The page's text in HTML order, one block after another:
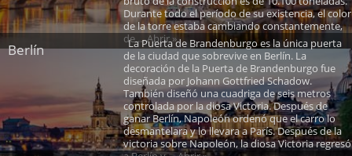
Durante todo el período de su existencia, el color
de la torre estaba cambiando constantemente,
de ... Abrir »
Berlín
La Puerta de Brandenburgo es la única puerta
de la ciudad que sobrevive en Berlín. La
decoración de la Puerta de Brandenburgo fue
diseñada por Johann Gottfried Schadow.
También diseñó una cuadriga de seis metros
controlada por la diosa Victoria. Después de
ganar Berlín, Napoleón ordenó que el carro lo
desmantelara y lo llevara a París. Después de la
victoria sobre Napoleón, la diosa Victoria regresó